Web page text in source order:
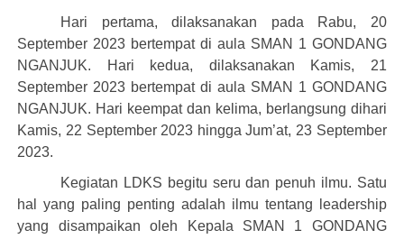
Hari pertama, dilaksanakan pada Rabu, 20
September 2023 bertempat di aula SMAN 1 GONDANG
NGANJUK. Hari kedua, dilaksanakan Kamis, 21
September 2023 bertempat di aula SMAN 1 GONDANG
NGANJUK. Hari keempat dan kelima, berlangsung dihari
Kamis, 22 September 2023 hingga Jum’at, 23 September
2023.
Kegiatan LDKS begitu seru dan penuh ilmu. Satu
hal yang paling penting adalah ilmu tentang
leadership
yang disampaikan oleh Kepala SMAN 1 GONDANG